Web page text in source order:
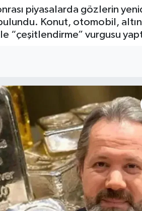
piyasalarda gözlerin
Konut, otomobil, altın
“çeşitlendirme” vurgusu